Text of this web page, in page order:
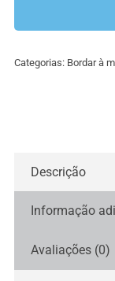
Categorias: Bordar à
Descrição
Informação
Avaliações (0)